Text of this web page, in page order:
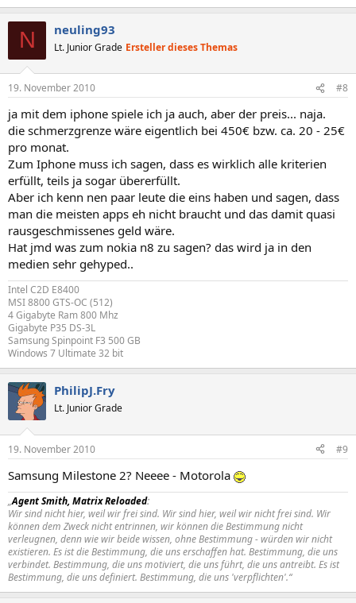
N neuling93
Lt. Junior Grade Ersteller dieses Themas
19. November 2010 #8
ja mit dem iphone spiele ich ja auch, aber der preis... naja.
die schmerzgrenze wäre eigentlich bei 450€ bzw. ca. 20 - 25€
pro monat.
Zum Iphone muss ich sagen, dass es wirklich alle kriterien
erfüllt, teils ja sogar übererfüllt.
Aber ich kenn nen paar leute die eins haben und sagen, dass
man die meisten apps eh nicht braucht und das damit quasi
rausgeschmissenes geld wäre.
Hat jmd was zum nokia n8 zu sagen? das wird ja in den
medien sehr gehyped..
Intel C2D E8400
MSI 8800 GTS-OC (512)
4 Gigabyte Ram 800 Mhz
Gigabyte P35 DS-3L
Samsung Spinpoint F3 500 GB
Windows 7 Ultimate 32 bit
PhilipJ.Fry
Lt. Junior Grade
19. November 2010 #9
Samsung Milestone 2? Neeee - Motorola
„Agent Smith, Matrix Reloaded:
Wir sind nicht hier, weil wir frei sind. Wir sind hier, weil wir nicht frei sind. Wir
können dem Zweck nicht entrinnen, wir können die Bestimmung nicht
verleugnen, denn wie wir beide wissen, ohne Bestimmung - würden wir nicht
existieren. Es ist die Bestimmung, die uns erschaffen hat. Bestimmung, die uns
verbindet. Bestimmung, die uns motiviert, die uns führt, die uns antreibt. Es ist
Bestimmung, die uns definiert. Bestimmung, die uns 'verpflichten'.“